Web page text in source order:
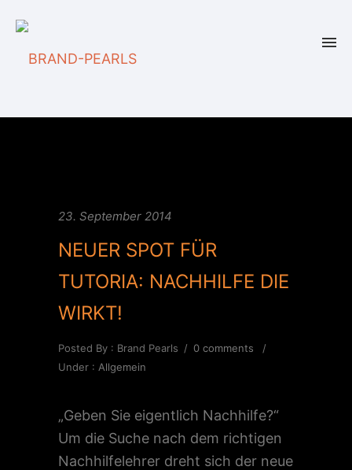
23. September 2014
NEUER SPOT FÜR
TUTORIA: NACHHILFE DIE
WIRKT!
Posted By : Brand Pearls / 0 comments
/
Under : Allgemein
„Geben Sie eigentlich Nachhilfe?“
Um die Suche nach dem richtigen
Nachhilfelehrer dreht sich der neue